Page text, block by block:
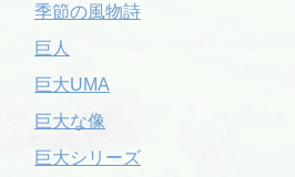
季節の風物詩
巨人
巨大UMA
巨大な像
巨大シリーズ